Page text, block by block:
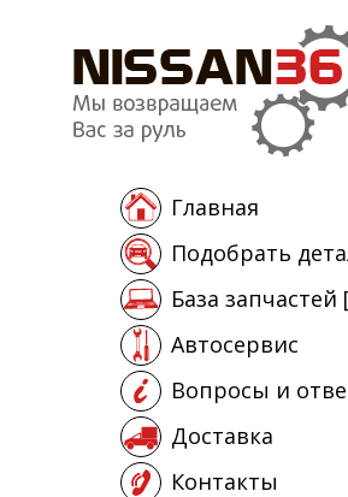
Главная
Подобрать
База запчастей
Автосервис
Вопросы и
Доставка
Контакты